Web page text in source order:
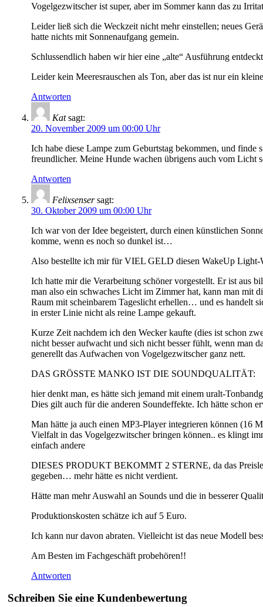
Vogelgezwitscher ist super, aber im Sommer kann das zu
Leider ließ sich die Weckzeit nicht mehr einstellen; neues
hatte nichts mit Sonnenaufgang gemein.
Schlussendlich haben wir hier eine „alte“ Ausführung
Leider kein Meeresrauschen als Ton, aber das ist nur ein
Antworten
Kat sagt:
20. November 2009 um 00:00 Uhr
Ich habe diese Lampe zum Geburtstag bekommen, und
freundlicher. Meine Hunde wachen übrigens auch vom
Antworten
Felixsenser sagt:
30. Oktober 2009 um 00:00 Uhr
Ich war von der Idee begeistert, durch einen künstlichen
komme, wenn es noch so dunkel ist…
Also bestellte ich mir für VIEL GELD diesen WakeUp Light-
Ich hatte mir die Verarbeitung schöner vorgestellt. Er ist
man also ein schwaches Licht im Zimmer hat, kann man mit
Raum mit scheinbarem Tageslicht erhellen… und es handelt
in erster Linie nicht als reine Lampe gekauft.
Kurze Zeit nachdem ich den Wecker kaufte (dies ist schon
nicht besser aufwacht und sich nicht besser fühlt, wenn man
generellt das Aufwachen von Vogelgezwitscher ganz nett.
DAS GRÖSSTE MANKO IST DIE SOUNDQUALITÄT:
hier denkt man, es hätte sich jemand mit einem uralt-
Dies gilt auch für die anderen Soundeffekte. Ich hätte schon
Man hätte ja auch einen MP3-Player integrieren können (16
Vielfalt in das Vogelgezwitscher bringen können.. es klingt
einfach andere
DIESES PRODUKT BEKOMMT 2 STERNE, da das
gegeben… mehr hätte es nicht verdient.
Hätte man mehr Auswahl an Sounds und die in besserer
Produktionskosten schätze ich auf 5 Euro.
Ich kann nur davon abraten. Vielleicht ist das neue Modell
Am Besten im Fachgeschäft probehören!!
Antworten
Schreiben Sie eine Kundenbewertung